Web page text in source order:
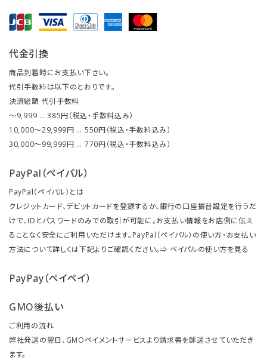
代金引換
商品到着時にお支払い下さい。
代引手数料は以下のとおりです。
決済総額 代引手数料
～9,999 … 385円（税込・手数料込み）
10,000～29,999円 … 550円（税込・手数料込み）
30,000～99,999円 … 770円（税込・手数料込み）
PayPal（ペイパル）
PayPal（ペイパル）とは
クレジットカード、デビットカードを登録するか、銀行の口座振替設定を行うだ
けで、IDとパスワードのみでの取引が可能に。お支払い情報をお店側に伝え
ることなく安全にご利用いただけます。PayPal（ペイパル）の使い方・お支払い
方法について詳しくは下記よりご確認ください。⇒ ペイパルの使い方を見る
PayPay（ペイペイ）
GMO後払い
ご利用の流れ
弊社発送の翌日、GMOペイメントサービスより請求書を郵送させていただき
ます。